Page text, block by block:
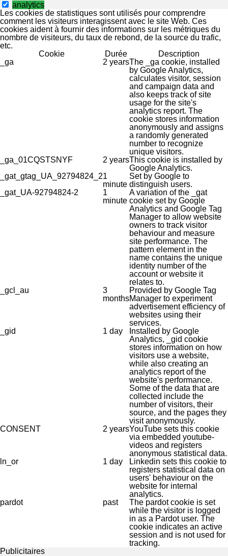
analytics
Les cookies de statistiques sont utilisés pour comprendre
comment les visiteurs interagissent avec le site Web. Ces
cookies aident à fournir des informations sur les métriques du
nombre de visiteurs, du taux de rebond, de la source du trafic,
etc.
Cookie
Durée
Description
_ga
2 yearsThe _ga cookie, installed
by Google Analytics,
calculates visitor, session
and campaign data and
also keeps track of site
usage for the site's
analytics report. The
cookie stores information
anonymously and assigns
a randomly generated
number to recognize
unique visitors.
_ga_01CQSTSNYF
2 yearsThis cookie is installed by
Google Analytics.
_gat_gtag_UA_92794824_21
minute
Set by Google to
distinguish users.
_gat_UA-92794824-2
1
minute
A variation of the _gat
cookie set by Google
Analytics and Google Tag
Manager to allow website
owners to track visitor
behaviour and measure
site performance. The
pattern element in the
name contains the unique
identity number of the
account or website it
relates to.
_gcl_au
3
months
Provided by Google Tag
Manager to experiment
advertisement efficiency of
websites using their
services.
_gid
1 day
Installed by Google
Analytics, _gid cookie
stores information on how
visitors use a website,
while also creating an
analytics report of the
website's performance.
Some of the data that are
collected include the
number of visitors, their
source, and the pages they
visit anonymously.
CONSENT
2 yearsYouTube sets this cookie
via embedded youtube-
videos and registers
anonymous statistical data.
ln_or
1 day
Linkedin sets this cookie to
registers statistical data on
users' behaviour on the
website for internal
analytics.
pardot
past
The pardot cookie is set
while the visitor is logged
in as a Pardot user. The
cookie indicates an active
session and is not used for
tracking.
Publicitaires